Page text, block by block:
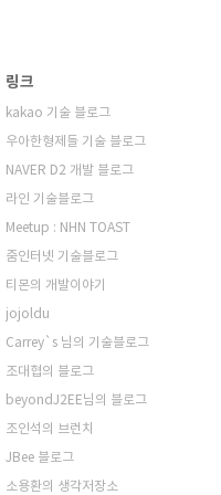
링크
kakao 기술 블로그
우아한형제들 기술 블로그
NAVER D2 개발 블로그
라인 기술블로그
Meetup : NHN TOAST
줌인터넷 기술블로그
티몬의 개발이야기
jojoldu
Carrey`s 님의 기술블로그
조대협의 블로그
beyondJ2EE님의 블로그
조인석의 브런치
JBee 블로그
소용환의 생각저장소